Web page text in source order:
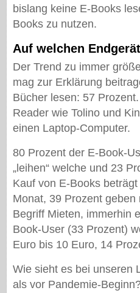
bislang keine E-Books
Books zu nutzen.
Auf welchen
Der Trend zu immer
mag zur Erklärung
Bücher lesen: 57
Reader wie Tolino und
einen Laptop-Computer.
80 Prozent der E-Book-
„leihen“ welche und 23
Kauf von E-Books
Monat, 39 Prozent geben
Begriff Mieten, immerhin
Book-User (33 Prozent)
Euro bis 10 Euro, 14
Wie sieht es bei unseren
als vor Pandemie-